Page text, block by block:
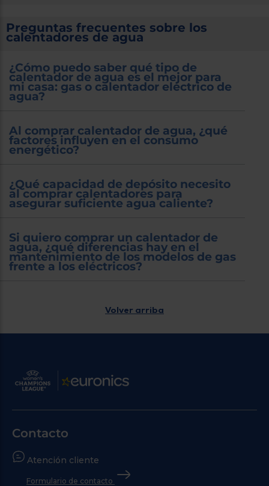
Preguntas frecuentes sobre los
calentadores de agua
¿Cómo puedo saber qué tipo de
calentador de agua es el mejor para
mi casa: gas o calentador eléctrico de
agua?
Al comprar calentador de agua, ¿qué
factores influyen en el consumo
energético?
¿Qué capacidad de depósito necesito
al comprar calentadores para
asegurar suficiente agua caliente?
Si quiero comprar un calentador de
agua, ¿qué diferencias hay en el
mantenimiento de los modelos de gas
frente a los eléctricos?
Volver arriba
Contacto
Atención cliente
Formulario de contacto